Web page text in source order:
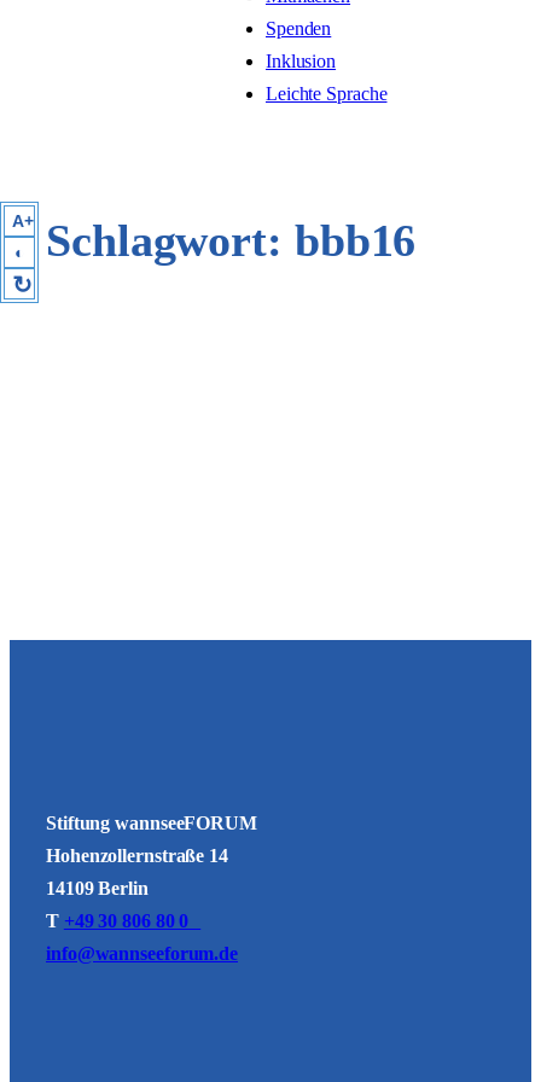
Spenden
Inklusion
Leichte Sprache
Schlagwort: bbb16
Stiftung wannseeFORUM
Hohenzollernstraße 14
14109 Berlin
T +49 30 806 80 0
info@wannseeforum.de
A+
◐
↻